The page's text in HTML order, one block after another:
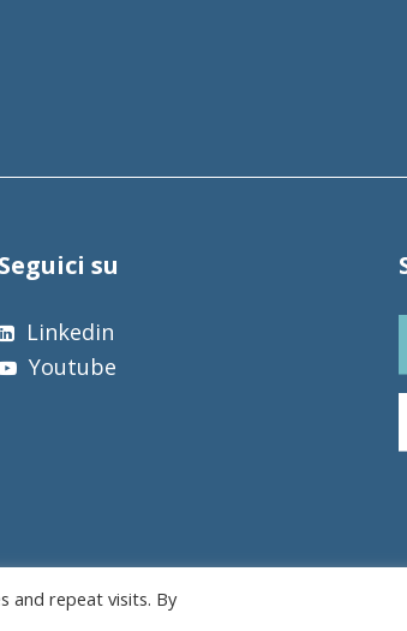
Seguici su
Linkedin
Youtube
and repeat visits. By